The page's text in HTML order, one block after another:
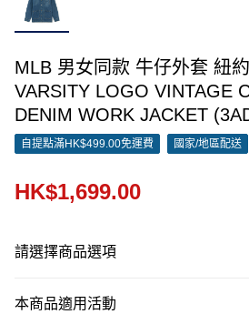
MLB 男女同款 牛仔外套 紐
VARSITY LOGO VINTAGE
DENIM WORK JACKET
自提點滿HK$499.00免運費 國家/地區配送
HK$1,699.00
請選擇商品選項
本商品適用活動